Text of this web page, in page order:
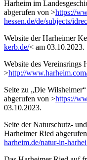
Harheim im
abgerufen von >https://
hessen.de/de/subjects/
Website der Harheimer
kerb.de/< am 03.10.2023.
Website des Vereinsrings
>http://
Seite zu „Die
abgerufen von >https://
03.10.2023.
Seite der Naturschutz-
Harheimer Ried
harheim.de/natur-in-